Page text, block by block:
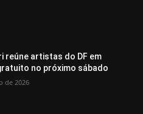
reúne artistas do DF em
no próximo sábado
de 2026